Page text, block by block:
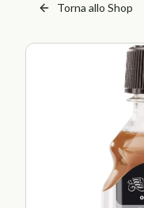
Torna allo Shop